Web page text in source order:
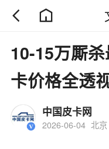
10-15万厮
卡价格全透
中国皮卡网
2026-06-04 北京